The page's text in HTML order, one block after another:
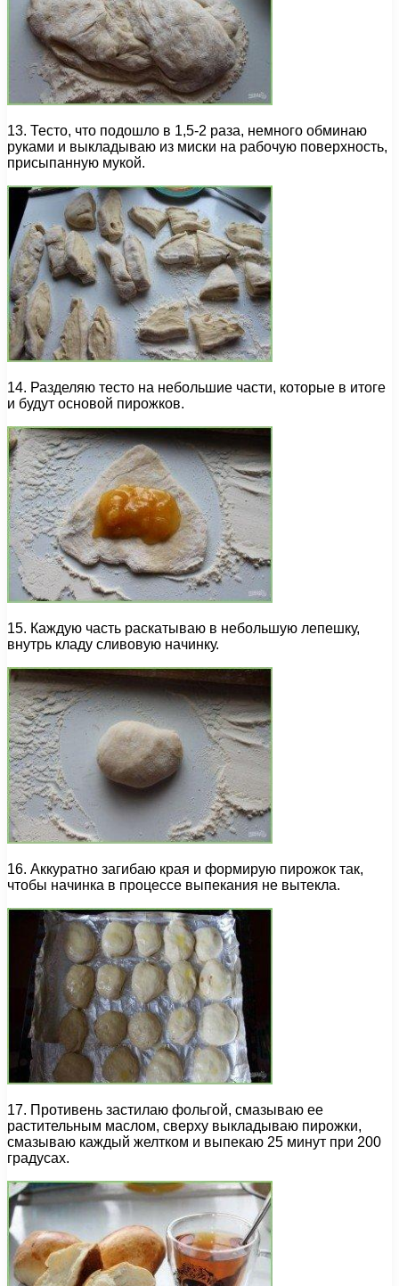
13. Тесто, что подошло в 1,5-2 раза, немного обминаю
руками и выкладываю из миски на рабочую поверхность,
присыпанную мукой.
14. Разделяю тесто на небольшие части, которые в итоге
и будут основой пирожков.
15. Каждую часть раскатываю в небольшую лепешку,
внутрь кладу сливовую начинку.
16. Аккуратно загибаю края и формирую пирожок так,
чтобы начинка в процессе выпекания не вытекла.
17. Противень застилаю фольгой, смазываю ее
растительным маслом, сверху выкладываю пирожки,
смазываю каждый желтком и выпекаю 25 минут при 200
градусах.